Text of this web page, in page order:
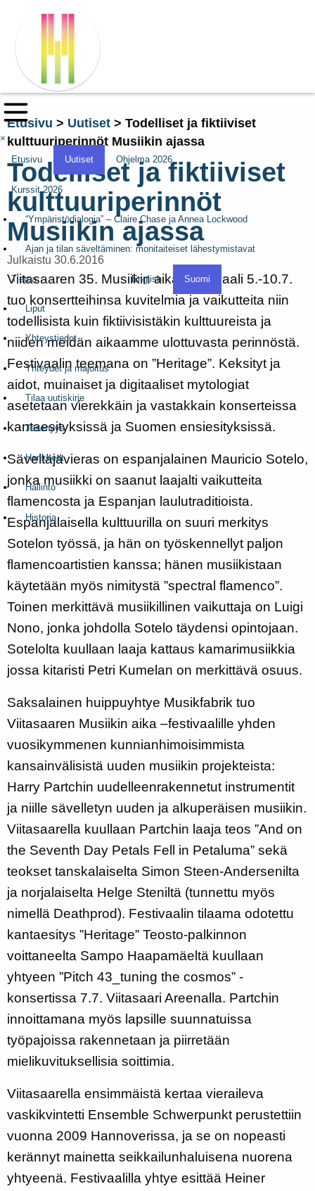
×
Etusivu Uutiset Ohjelma 2026
Kurssit 2026
“Ympäristödialogia” – Claire Chase ja Annea Lockwood
Ajan ja tilan säveltäminen: monitaiteiset lähestymistavat
Tietoa
Liput
Yhteystiedot
Yhteydet ja majoitus
Tilaa uutiskirje
Jäsenyys
Hankkeet
Hallinto
Historia
English Suomi
Etusivu > Uutiset > Todelliset ja fiktiiviset
kulttuuriperinnöt Musiikin ajassa
Todelliset ja fiktiiviset
kulttuuriperinnöt
Musiikin ajassa
Julkaistu 30.6.2016
Viitasaaren 35. Musiikin aika –festivaali 5.-10.7.
tuo konsertteihinsa kuvitelmia ja vaikutteita niin
todellisista kuin fiktiivisistäkin kulttuureista ja
niiden meidän aikaamme ulottuvasta perinnöstä.
Festivaalin teemana on ”Heritage”. Keksityt ja
aidot, muinaiset ja digitaaliset mytologiat
asetetaan vierekkäin ja vastakkain konserteissa
kantaesityksissä ja Suomen ensiesityksissä.
Säveltäjävieras on espanjalainen Mauricio Sotelo,
jonka musiikki on saanut laajalti vaikutteita
flamencosta ja Espanjan laulutraditioista.
Espanjalaisella kulttuurilla on suuri merkitys
Sotelon työssä, ja hän on työskennellyt paljon
flamencoartistien kanssa; hänen musiikistaan
käytetään myös nimitystä ”spectral flamenco”.
Toinen merkittävä musiikillinen vaikuttaja on Luigi
Nono, jonka johdolla Sotelo täydensi opintojaan.
Sotelolta kuullaan laaja kattaus kamarimusiikkia
jossa kitaristi Petri Kumelan on merkittävä osuus.
Saksalainen huippuyhtye Musikfabrik tuo
Viitasaaren Musiikin aika –festivaalille yhden
vuosikymmenen kunnianhimoisimmista
kansainvälisistä uuden musiikin projekteista:
Harry Partchin uudelleenrakennetut instrumentit
ja niille sävelletyn uuden ja alkuperäisen musiikin.
Viitasaarella kuullaan Partchin laaja teos ”And on
the Seventh Day Petals Fell in Petaluma” sekä
teokset tanskalaiselta Simon Steen-Andersenilta
ja norjalaiselta Helge Steniltä (tunnettu myös
nimellä Deathprod). Festivaalin tilaama odotettu
kantaesitys ”Heritage” Teosto-palkinnon
voittaneelta Sampo Haapamäeltä kuullaan
yhtyeen ”Pitch 43_tuning the cosmos” -
konsertissa 7.7. Viitasaari Areenalla. Partchin
innoittamana myös lapsille suunnatuissa
työpajoissa rakennetaan ja piirretään
mielikuvituksellisia soittimia.
Viitasaarella ensimmäistä kertaa vieraileva
vaskikvintetti Ensemble Schwerpunkt perustettiin
vuonna 2009 Hannoverissa, ja se on nopeasti
kerännyt mainetta seikkailunhaluisena nuorena
yhtyeenä. Festivaalilla yhtye esittää Heiner